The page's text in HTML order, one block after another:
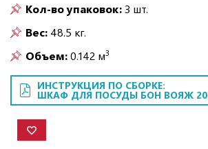
Кол-во упаковок:3 шт.
Вес: 48.5 кг.
Объем:0.142 м3
ИНСТРУКЦИЯ ПО СБОРКЕ:
ШКАФ ДЛЯ ПОСУДЫ БОН ВОЯЖ 20